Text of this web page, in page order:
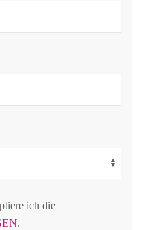
ich die
.